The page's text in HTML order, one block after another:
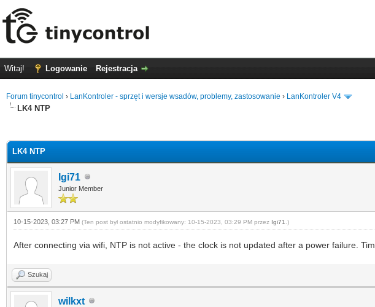
Witaj! Logowanie Rejestracja
Forum tinycontrol › LanKontroler - sprzęt i wersje wsadów, problemy, zastosowanie › LanKontroler V4
LK4 NTP
LK4 NTP
Igi71
Junior Member
10-15-2023, 03:27 PM (Ten post był ostatnio modyfikowany: 10-15-2023, 03:29 PM przez Igi71 .)
After connecting via wifi, NTP is not active - the clock is not updated after a power failure.
Szukaj
wilkxt